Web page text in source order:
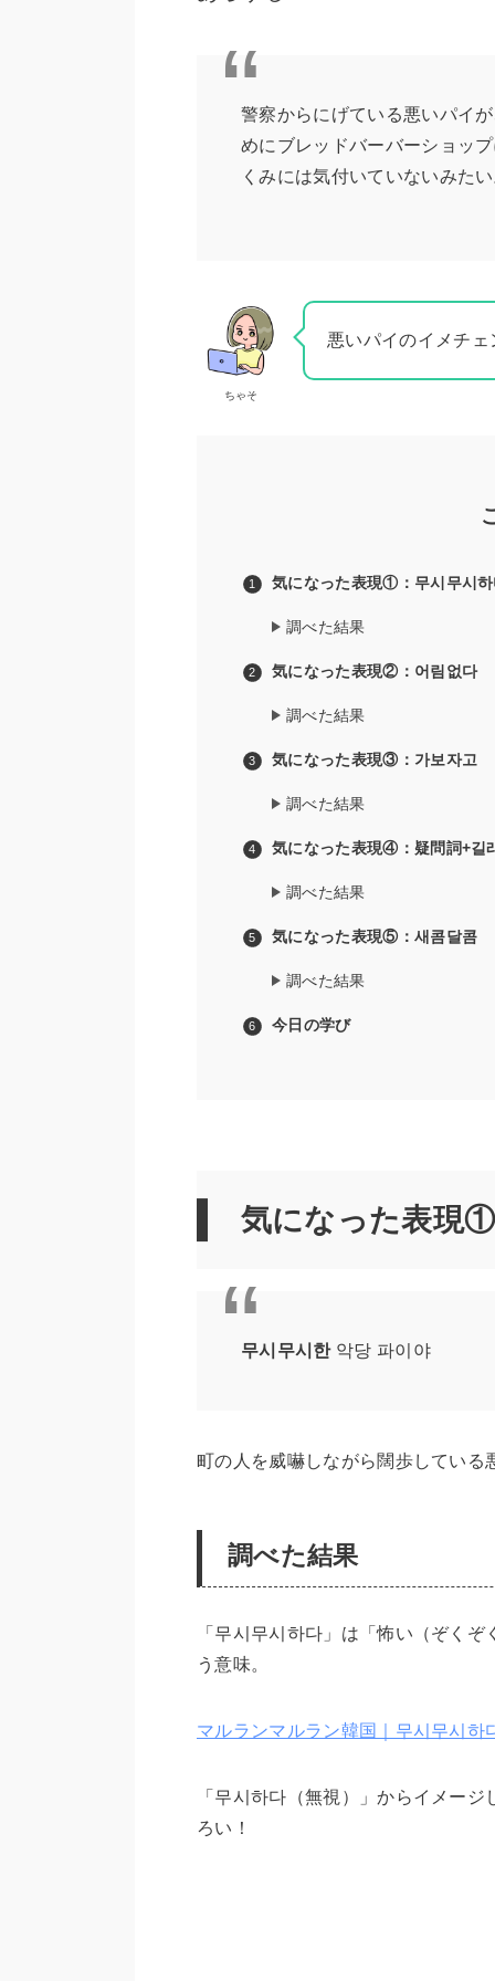
警察からにげている悪いパイ
めにブレッドバーバーショッ
くみには気付いていないみた
ちゃそ
悪いパイのイメチ
気になった表現①：무시무시
調べた結果
気になった表現②：어림없다
調べた結果
気になった表現③：가보자고
調べた結果
気になった表現④：疑問詞+길
調べた結果
気になった表現⑤：새콤달콤
調べた結果
今日の学び
気になった表現
무시무시한악당 파이야
町の人を威嚇しながら闊歩している
調べた結果
「무시무시하다」は「怖い（ぞく
う意味。
マルランマルラン韓国｜무시무시하
「무시하다（無視）」からイメー
ろい！